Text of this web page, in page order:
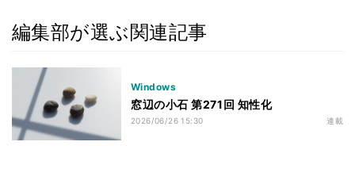
編集部が選ぶ関連記事
Windows
窓辺の小石 第271回 知性化
2026/06/26 15:30 連載